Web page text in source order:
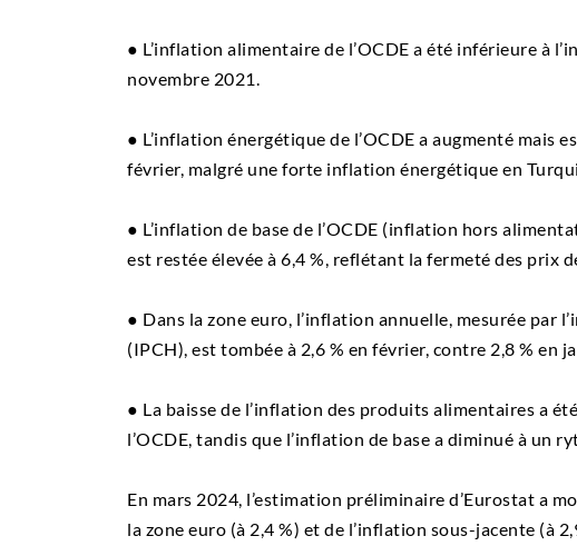
● L’inflation alimentaire de l’OCDE a été inférieure à
novembre 2021.
● L’inflation énergétique de l’OCDE a augmenté mais
février, malgré une forte inflation énergétique en
● L’inflation de base de l’OCDE (inflation hors
est restée élevée à 6,4 %, reflétant la fermeté des prix
● Dans la zone euro, l’inflation annuelle, mesurée par
(IPCH), est tombée à 2,6 % en février, contre 2,8 % en
● La baisse de l’inflation des produits alimentaires a
l’OCDE, tandis que l’inflation de base a diminué à un
En mars 2024, l’estimation préliminaire d’Eurostat a
la zone euro (à 2,4 %) et de l’inflation sous-jacente (à